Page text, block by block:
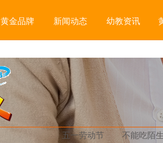
黄金品牌 新闻动态 幼教资讯
五一劳动节 不能吃陌